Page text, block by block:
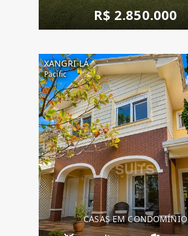
R$ 2.850.000
XANGRI-LÁ
Pacific
CASAS EM CONDOMÍNIO